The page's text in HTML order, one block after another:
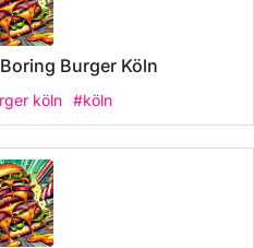
Burger Köln
köln #köln